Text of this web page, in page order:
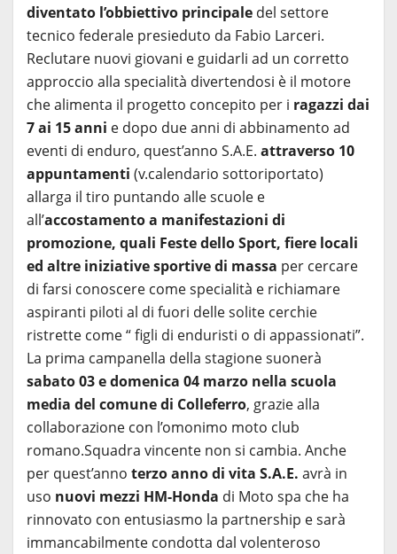
diventato l’obbiettivo principale del settore
tecnico federale presieduto da Fabio Larceri.
Reclutare nuovi giovani e guidarli ad un corretto
approccio alla specialità divertendosi è il motore
che alimenta il progetto concepito per i ragazzi dai
7 ai 15 anni e dopo due anni di abbinamento ad
eventi di enduro, quest’anno S.A.E. attraverso 10
appuntamenti (v.calendario sottoriportato)
allarga il tiro puntando alle scuole e
all’accostamento a manifestazioni di
promozione, quali Feste dello Sport, fiere locali
ed altre iniziative sportive di massa per cercare
di farsi conoscere come specialità e richiamare
aspiranti piloti al di fuori delle solite cerchie
ristrette come “ figli di enduristi o di appassionati”.
La prima campanella della stagione suonerà
sabato 03 e domenica 04 marzo nella scuola
media del comune di Colleferro, grazie alla
collaborazione con l’omonimo moto club
romano.Squadra vincente non si cambia. Anche
per quest’anno terzo anno di vita S.A.E. avrà in
uso nuovi mezzi HM-Honda di Moto spa che ha
rinnovato con entusiasmo la partnership e sarà
immancabilmente condotta dal volenteroso